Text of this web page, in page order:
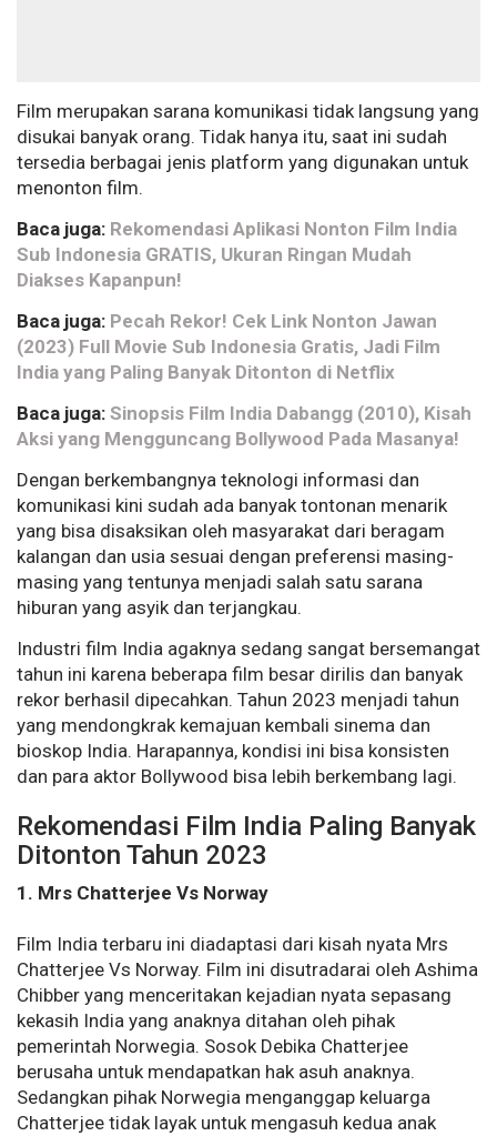
Film merupakan sarana komunikasi tidak langsung yang
disukai banyak orang. Tidak hanya itu, saat ini sudah
tersedia berbagai jenis platform yang digunakan untuk
menonton film.
Baca juga: Rekomendasi Aplikasi Nonton Film India
Sub Indonesia GRATIS, Ukuran Ringan Mudah
Diakses Kapanpun!
Baca juga: Pecah Rekor! Cek Link Nonton Jawan
(2023) Full Movie Sub Indonesia Gratis, Jadi Film
India yang Paling Banyak Ditonton di Netflix
Baca juga: Sinopsis Film India Dabangg (2010), Kisah
Aksi yang Mengguncang Bollywood Pada Masanya!
Dengan berkembangnya teknologi informasi dan
komunikasi kini sudah ada banyak tontonan menarik
yang bisa disaksikan oleh masyarakat dari beragam
kalangan dan usia sesuai dengan preferensi masing-
masing yang tentunya menjadi salah satu sarana
hiburan yang asyik dan terjangkau.
Industri film India agaknya sedang sangat bersemangat
tahun ini karena beberapa film besar dirilis dan banyak
rekor berhasil dipecahkan. Tahun 2023 menjadi tahun
yang mendongkrak kemajuan kembali sinema dan
bioskop India. Harapannya, kondisi ini bisa konsisten
dan para aktor Bollywood bisa lebih berkembang lagi.
Rekomendasi Film India Paling Banyak
Ditonton Tahun 2023
1. Mrs Chatterjee Vs Norway
Film India terbaru ini diadaptasi dari kisah nyata Mrs
Chatterjee Vs Norway. Film ini disutradarai oleh Ashima
Chibber yang menceritakan kejadian nyata sepasang
kekasih India yang anaknya ditahan oleh pihak
pemerintah Norwegia. Sosok Debika Chatterjee
berusaha untuk mendapatkan hak asuh anaknya.
Sedangkan pihak Norwegia menganggap keluarga
Chatterjee tidak layak untuk mengasuh kedua anak